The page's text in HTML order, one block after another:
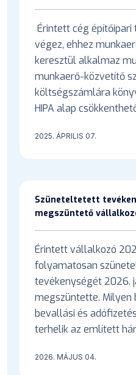
Érintett cég
végez, ehhez
keresztül alkalmaz
munkaerő-közvetítő
költségszámlára
HIPA alap
2025. ÁPRILIS 07.
Szüneteltetett
megszüntető
Érintett vállalkozó
folyamatosan
tevékenységét 2026.
megszüntette. Milyen
bevallási és
terhelik az említett
2026. MÁJUS 04.